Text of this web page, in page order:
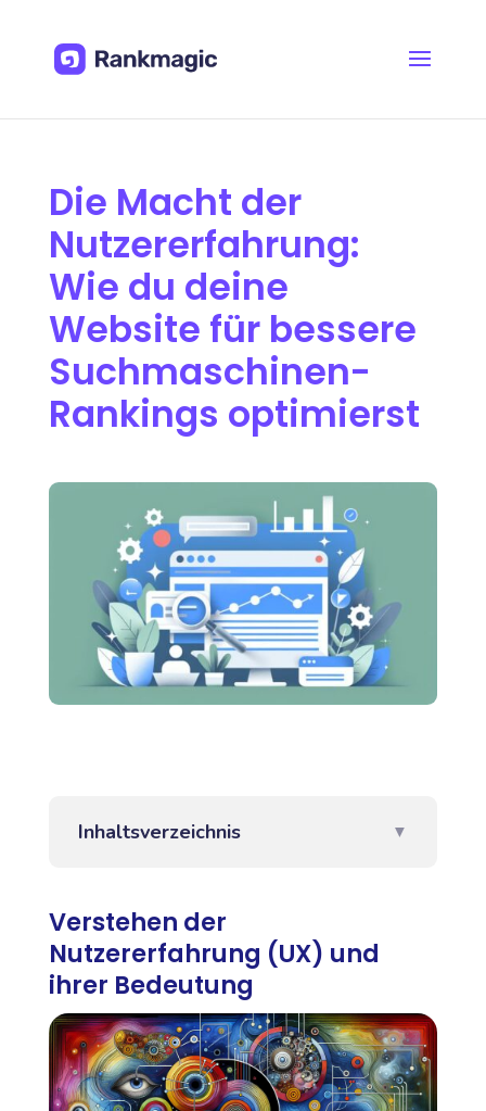
Die Macht der
Nutzererfahrung:
Wie du deine
Website für bessere
Suchmaschinen-
Rankings optimierst
Inhaltsverzeichnis ▼
Verstehen der
Nutzererfahrung (UX) und
ihrer Bedeutung